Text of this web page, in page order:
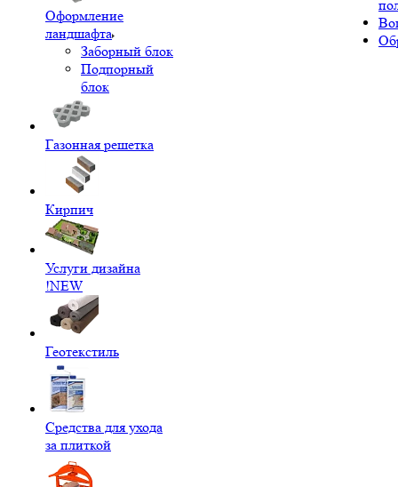
Оформление
ландшафта
Заборный блок
Подпорный
блок
Газонная решетка
Кирпич
Услуги дизайна
!NEW
Геотекстиль
Средства для ухода
за плиткой